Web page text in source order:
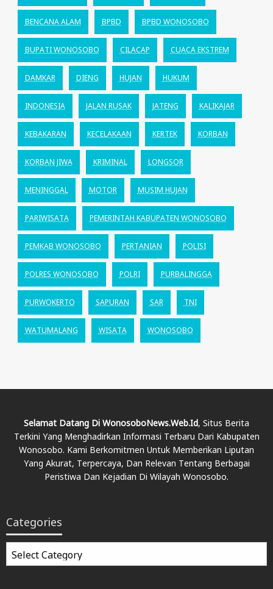
BENCANA ALAM BPBD BPBD WONOSOBO
BUPATI WONOSOBO CILACAP CUACA EKSTREM
DAMKAR DIENG HUJAN HUKUM
INDONESIA JALAN RUSAK JATENG KALIKAJAR
KEBAKARAN KECELAKAAN KERTEK KORBAN
KORBAN JIWA KRIMINAL LONGSOR
MENINGGAL MOTOR MUSIM HUJAN
PARIWISATA PEMERINTAH KABUPATEN WONOSOBO
PEMKAB WONOSOBO PERTANIAN POLISI
POLRES WONOSOBO POLRI PURBALINGGA
PURWOKERTO SAPURAN SAR TNI
WATUMALANG WISATA WONOSOBO
Selamat Datang Di WonosoboNews.web.id, Situs Berita
Terkini Yang Menghadirkan Informasi Terbaru Dari Kabupaten
Wonosobo. Kami Berkomitmen Untuk Memberikan Liputan
Yang Akurat, Terpercaya, Dan Relevan Tentang Berbagai
Peristiwa Dan Kejadian Di Wilayah Wonosobo.
Categories
Categories